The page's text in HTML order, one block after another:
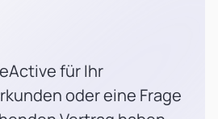
für Ihr
oder eine Frage